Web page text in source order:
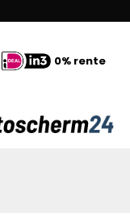
0% rente